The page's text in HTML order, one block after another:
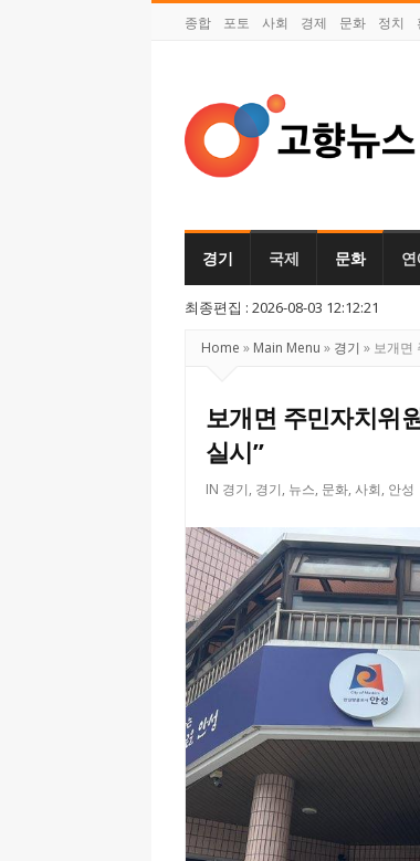
종합 포토 사회 경제 문화 정치
향
뉴
스
경기 국제 문화 연
최종편집 : 2026-08-03 12:12:21
Home » Main Menu » 경기 » 보개면
보개면 주민자치위
실시”
IN 경기, 경기, 뉴스, 문화, 사회, 안성